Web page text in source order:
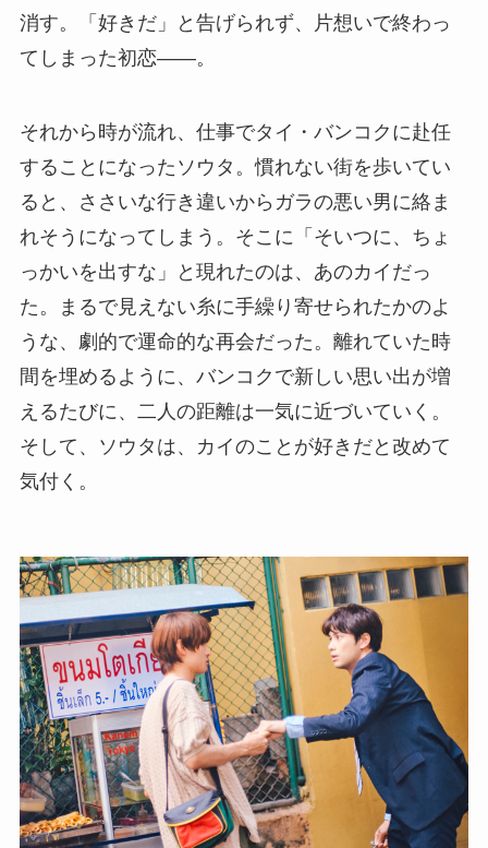
消す。「好きだ」と告げられず、片想いで終わっ
てしまった初恋――。
それから時が流れ、仕事でタイ・バンコクに赴任
することになったソウタ。慣れない街を歩いてい
ると、ささいな行き違いからガラの悪い男に絡ま
れそうになってしまう。そこに「そいつに、ちょ
っかいを出すな」と現れたのは、あのカイだっ
た。まるで見えない糸に手繰り寄せられたかのよ
うな、劇的で運命的な再会だった。離れていた時
間を埋めるように、バンコクで新しい思い出が増
えるたびに、二人の距離は一気に近づいていく。
そして、ソウタは、カイのことが好きだと改めて
気付く。